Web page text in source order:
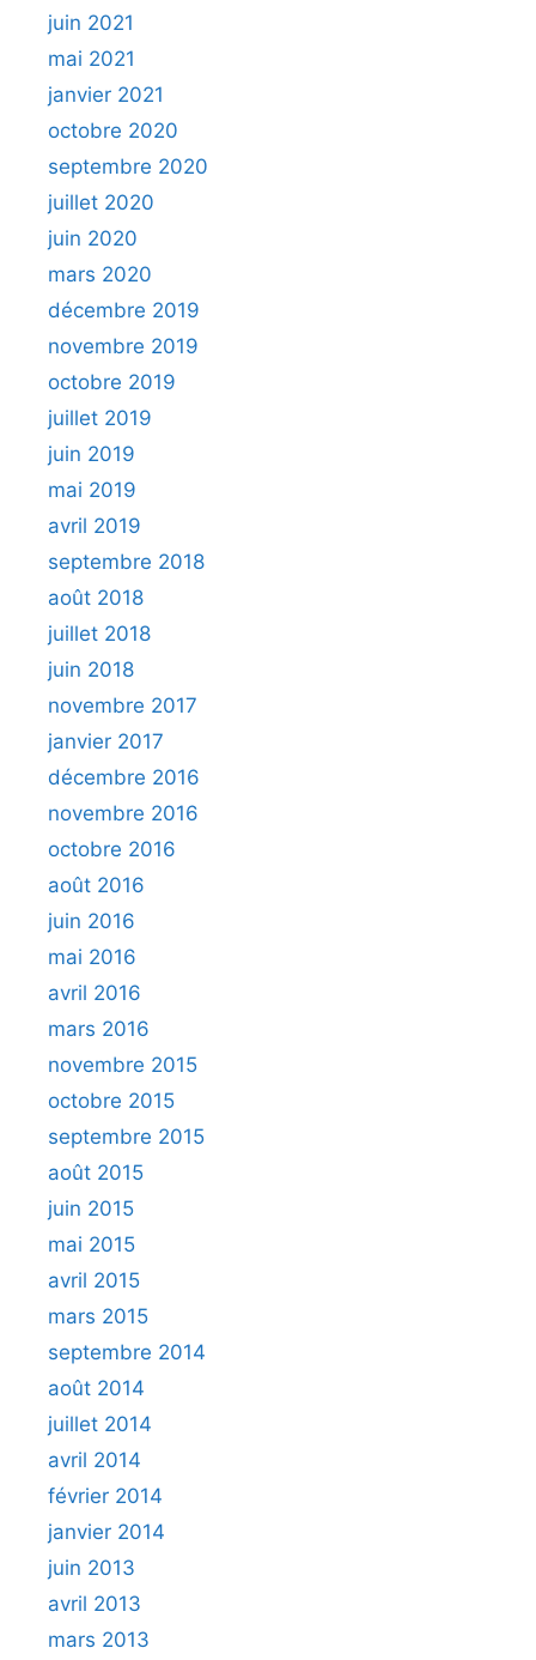
juin 2021
mai 2021
janvier 2021
octobre 2020
septembre 2020
juillet 2020
juin 2020
mars 2020
décembre 2019
novembre 2019
octobre 2019
juillet 2019
juin 2019
mai 2019
avril 2019
septembre 2018
août 2018
juillet 2018
juin 2018
novembre 2017
janvier 2017
décembre 2016
novembre 2016
octobre 2016
août 2016
juin 2016
mai 2016
avril 2016
mars 2016
novembre 2015
octobre 2015
septembre 2015
août 2015
juin 2015
mai 2015
avril 2015
mars 2015
septembre 2014
août 2014
juillet 2014
avril 2014
février 2014
janvier 2014
juin 2013
avril 2013
mars 2013